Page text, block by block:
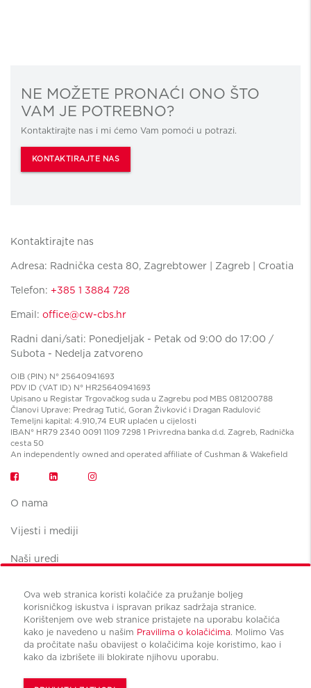
Ova web stranica koristi kolačiće za pružanje boljeg
korisničkog iskustva i ispravan prikaz sadržaja stranice.
Korištenjem ove web stranice pristajete na uporabu kolačića
kako je navedeno u našim Pravilima o kolačićima. Molimo Vas
da pročitate našu obavijest o kolačićima koje koristimo, kao i
kako da izbrišete ili blokirate njihovu uporabu.
NE MOŽETE PRONAĆI ONO ŠTO
VAM JE POTREBNO?
Kontaktirajte nas i mi ćemo Vam pomoći u potrazi.
KONTAKTIRAJTE NAS
Kontaktirajte nas
Adresa: Radnička cesta 80, Zagrebtower | Zagreb | Croatia
Telefon: +385 1 3884 728
Email: office@cw-cbs.hr
Radni dani/sati: Ponedjeljak - Petak od 9:00 do 17:00 /
Subota - Nedelja zatvoreno
OIB (PIN) N° 25640941693
PDV ID (VAT ID) N° HR25640941693
Upisano u Registar Trgovačkog suda u Zagrebu pod MBS 081200788
Članovi Uprave: Predrag Tutić, Goran Živković i Dragan Radulović
Temeljni kapital: 4.910,74 EUR uplaćen u cijelosti
IBAN° HR79 2340 0091 1109 7298 1 Privredna banka d.d. Zagreb, Radnička
cesta 50
An independently owned and operated affiliate of Cushman & Wakefield
O nama
Vijesti i mediji
Naši uredi
Uvjeti korištenja
Pravila privatnosti
Upravljanje kolačićima
© Copyright Cushman & Wakefield CBS international 2024.